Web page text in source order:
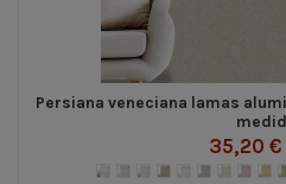
Persiana veneciana lamas
35,20 €